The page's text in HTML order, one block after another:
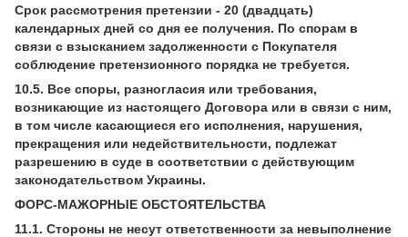
Срок рассмотрения претензии - 20 (двадцать)
календарных дней со дня ее получения. По спорам в
связи с взысканием задолженности с Покупателя
соблюдение претензионного порядка не требуется.
10.5. Все споры, разногласия или требования,
возникающие из настоящего Договора или в связи с ним,
в том числе касающиеся его исполнения, нарушения,
прекращения или недействительности, подлежат
разрешению в суде в соответствии с действующим
законодательством Украины.
ФОРС-МАЖОРНЫЕ ОБСТОЯТЕЛЬСТВА
11.1. Стороны не несут ответственности за невыполнение